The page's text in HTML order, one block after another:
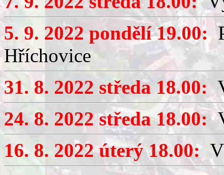
5. 9. 2022 pondělí 19.00:
Hříchovice
31. 8. 2022 středa 18.00:
24. 8. 2022 středa 18.00:
16. 8. 2022 úterý 18.00: